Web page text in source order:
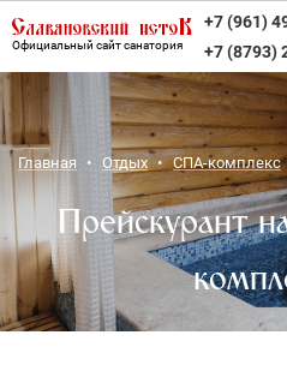
Официальный сайт санатория
+7 (961)
+7 (8793)
Главная Отдых СПА-комплекс
Прейскурант